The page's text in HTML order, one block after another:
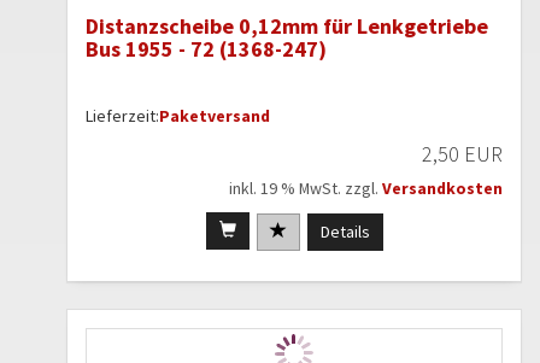
Distanzscheibe 0,12mm für Lenkgetriebe
Bus 1955 - 72 (1368-247)
Lieferzeit:Paketversand
2,50 EUR
inkl. 19 % MwSt. zzgl. Versandkosten
Details